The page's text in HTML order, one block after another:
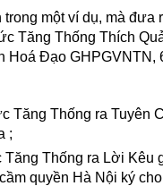
một ví dụ, mà
Tăng Thống Thích
Hoá Đạo
Tăng Thống ra Tuyên
;
Thống ra Lời Kêu
quyền Hà Nội ký